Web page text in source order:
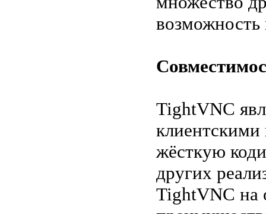
возможность
TightVNC
жёсткую
других
TightVNC на